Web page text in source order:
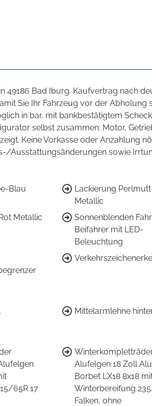
49186 Bad Iburg. Kaufvertrag nach
Sie Ihr Fahrzeug vor der Abholung
in bar, mit bankbestätigtem
selbst zusammen: Motor,
Keine Vorkasse oder Anzahlung
Ausstattungsänderungen sowie
Blau
Lackierung
Metallic
Metallic
Sonnenblenden
Beifahrer mit LED-
Beleuchtung
Mittelarmlehne
65R 17
Alufelgen 18 Zoll
Borbet LX18 8x18
Winterbereifung
Falken, ohne